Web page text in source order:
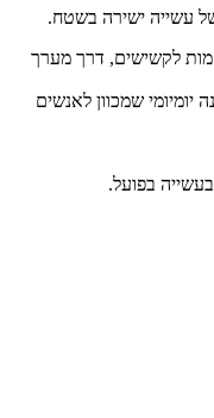
עשייה ישירה בשטח.
לקשישים, דרך מערך
שמכוון לאנשים
בפועל.